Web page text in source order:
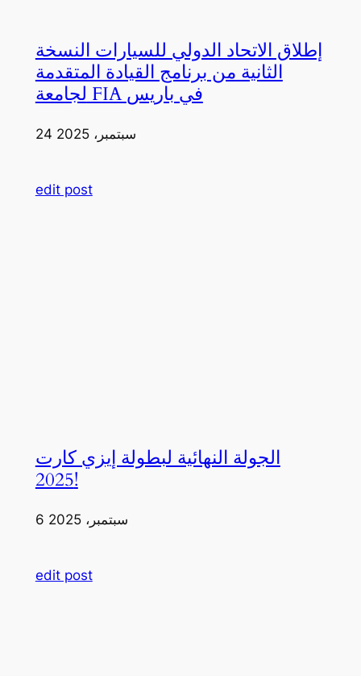
إطلاق الاتحاد الدولي للسيارات النسخة
الثانية من برنامج القيادة المتقدمة
لجامعة FIA في باريس
24 سبتمبر، 2025
edit post
الجولة النهائية لبطولة إيزي كارت
2025!
6 سبتمبر، 2025
edit post